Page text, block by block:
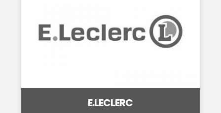
E.LECLERC